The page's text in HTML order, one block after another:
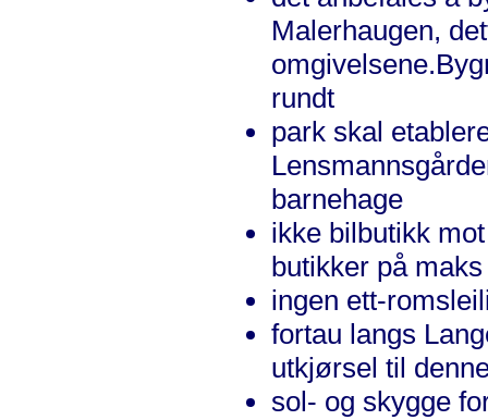
Malerhaugen,
rundt
park skal
barnehage
ikke bilbutikk
butikker på
ingen ett-
fortau langs
utkjørsel til
sol- og skygge